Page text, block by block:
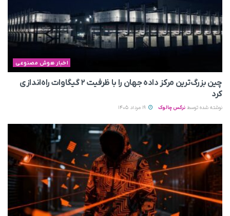
اخبار هوش مصنوعی
چین بزرگ‌ترین مرکز داده جهان را با ظرفیت ۲ گیگاوات راه‌اندازی
کرد
نوشته شده توسط نرگس چالوک